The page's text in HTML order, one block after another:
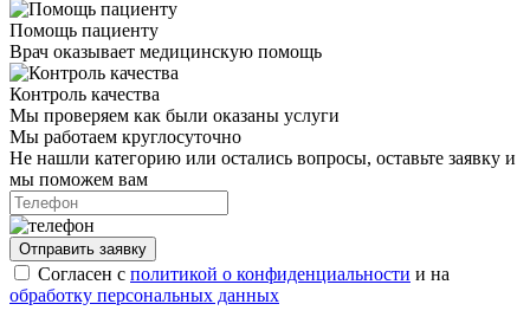
Помощь пациенту
Врач оказывает медицинскую помощь
Контроль качества
Мы проверяем как были оказаны услуги
Мы работаем круглосуточно
Не нашли категорию или остались вопросы, оставьте заявку и
мы поможем вам
Отправить заявку
Согласен с политикой о конфиденциальности и на
обработку персональных данных